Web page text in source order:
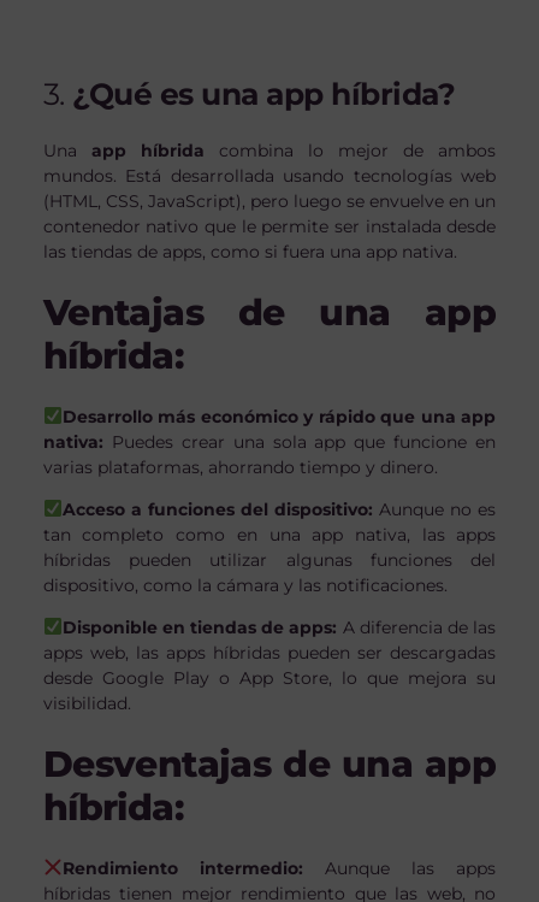
3. ¿Qué es una app híbrida?
Una app híbrida combina lo mejor de ambos
mundos. Está desarrollada usando tecnologías web
(HTML, CSS, JavaScript), pero luego se envuelve en un
contenedor nativo que le permite ser instalada desde
las tiendas de apps, como si fuera una app nativa.
Ventajas de una app
híbrida:
Desarrollo más económico y rápido que una app
nativa: Puedes crear una sola app que funcione en
varias plataformas, ahorrando tiempo y dinero.
Acceso a funciones del dispositivo: Aunque no es
tan completo como en una app nativa, las apps
híbridas pueden utilizar algunas funciones del
dispositivo, como la cámara y las notificaciones.
Disponible en tiendas de apps: A diferencia de las
apps web, las apps híbridas pueden ser descargadas
desde Google Play o App Store, lo que mejora su
visibilidad.
Desventajas de una app
híbrida:
Rendimiento intermedio: Aunque las apps
híbridas tienen mejor rendimiento que las web, no